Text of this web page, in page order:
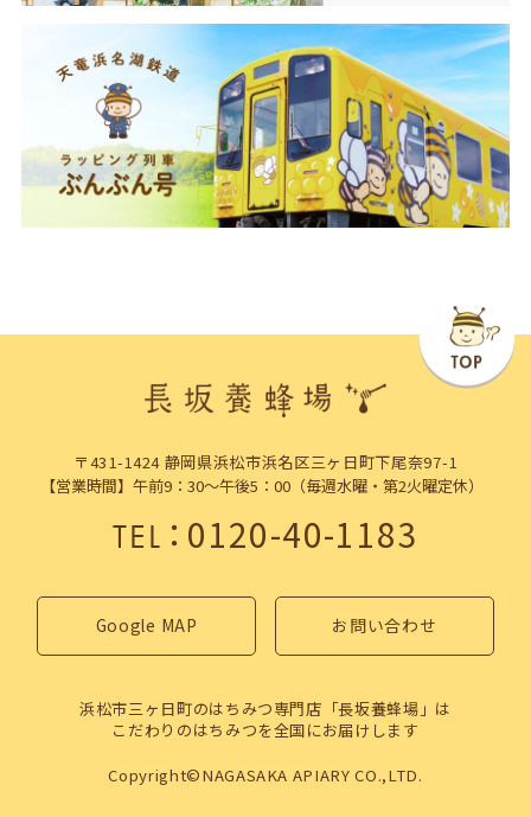
〒431-1424 静岡県浜松市浜名区三ヶ日町下尾奈97-1
【営業時間】午前9：30～午後5：00（毎週水曜・第2火曜定休）
TEL：0120-40-1183
Google MAP お問い合わせ
浜松市三ヶ日町のはちみつ専門店「長坂養蜂場」は
こだわりのはちみつを全国にお届けします
Copyright©NAGASAKA APIARY CO.,LTD.